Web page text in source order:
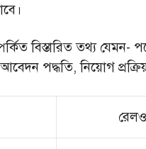
বিস্তারিত তথ্য যেমন-
পদ্ধতি, নিয়োগ